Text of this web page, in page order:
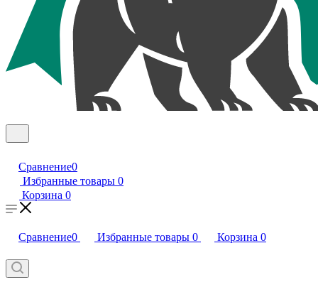
Сравнение0
Избранные товары 0
Корзина 0
Сравнение0 Избранные товары 0 Корзина 0